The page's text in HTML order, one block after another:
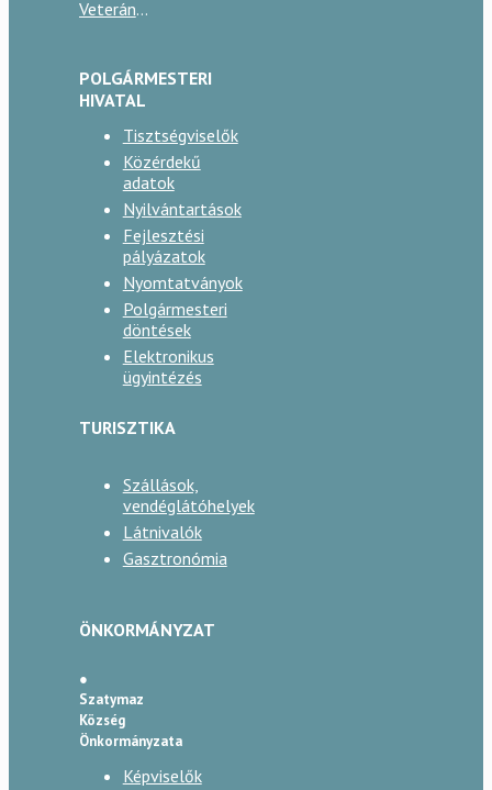
Veterán autók találkozója
POLGÁRMESTERI
HIVATAL
Tisztségviselők
Közérdekű
adatok
Nyilvántartások
Fejlesztési
pályázatok
Nyomtatványok
Polgármesteri
döntések
Elektronikus
ügyintézés
TURISZTIKA
Szállások,
vendéglátóhelyek
Látnivalók
Gasztronómia
ÖNKORMÁNYZAT
●
Szatymaz
Község
Önkormányzata
Képviselők